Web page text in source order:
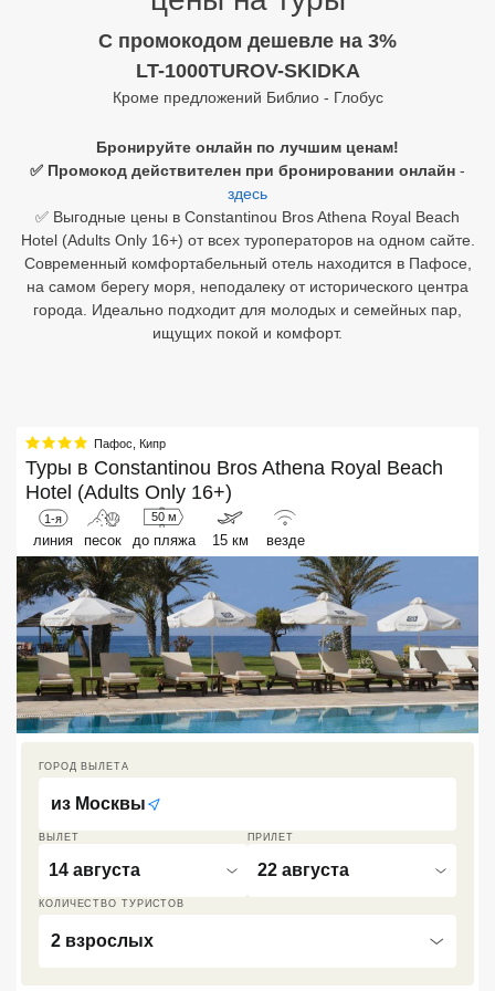
C промокодом дешевле на 3%
LT-1000TUROV-SKIDKA
Кроме предложений Библио - Глобус
Бронируйте онлайн по лучшим ценам!
✅ Промокод действителен при бронировании онлайн -
здесь
✅ Выгодные цены в Constantinou Bros Athena Royal Beach
Hotel (Adults Only 16+) от всех туроператоров на одном сайте.
Современный комфортабельный отель находится в Пафосе,
на самом берегу моря, неподалеку от исторического центра
города. Идеально подходит для молодых и семейных пар,
ищущих покой и комфорт.
Пафос Кипр
Туры в Constantinou Bros Athena Royal Beach
Hotel (Adults Only 16+)
1-я
линия песок
50 м
до пляжа 15 км везде
ВЫЛЕТ
14 августа
ПРИЛЕТ
22 августа
КОЛИЧЕСТВО ТУРИСТОВ
2 взрослых
ГОРОД ВЫЛЕТА
из Москвы
Бали
Вьетнам
Хайнань
Северный Гоа
Абхазия
Большой Сочи
Кав Мин Воды
Экскурсионные туры
VIP отели 5 звезд
ТОП 10 лучших отелей 5*
ТОП 10 недорогих отелей
Лучшие отели 4* звезды
Недорогие отели 4*
звезды
Лучшие отели 3* звезды
Недорогие отели 3*